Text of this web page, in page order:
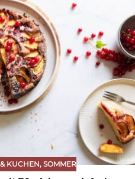
KUCHEN, SOMMER